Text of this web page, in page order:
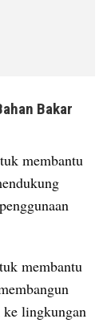
kumparan
membantu
membantu
ke lingkungan